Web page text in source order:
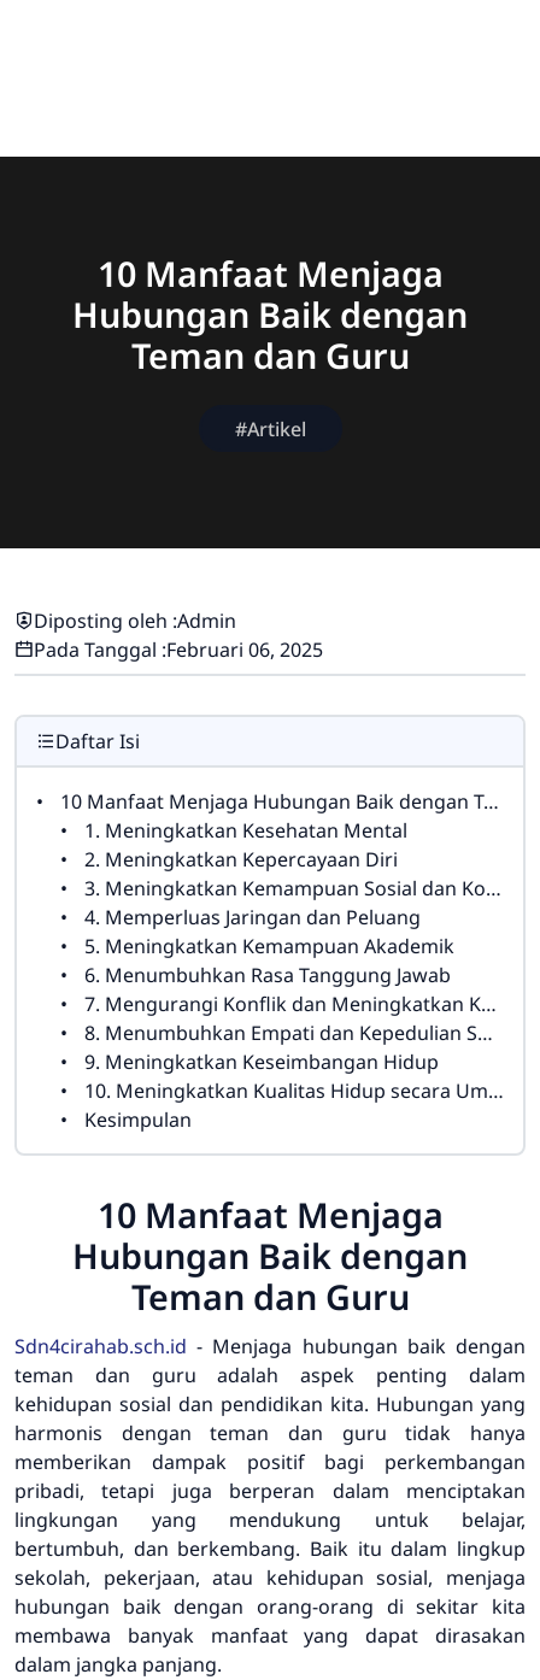
10 Manfaat Menjaga
Hubungan Baik dengan
Teman dan Guru
#Artikel
Diposting oleh :Admin
Pada Tanggal :Februari 06, 2025
Daftar Isi
10 Manfaat Menjaga Hubungan Baik dengan Teman dan Guru
1. Meningkatkan Kesehatan Mental
2. Meningkatkan Kepercayaan Diri
3. Meningkatkan Kemampuan Sosial dan Komunikasi
4. Memperluas Jaringan dan Peluang
5. Meningkatkan Kemampuan Akademik
6. Menumbuhkan Rasa Tanggung Jawab
7. Mengurangi Konflik dan Meningkatkan Kerjasama
8. Menumbuhkan Empati dan Kepedulian Sosial
9. Meningkatkan Keseimbangan Hidup
10. Meningkatkan Kualitas Hidup secara Umum
Kesimpulan
10 Manfaat Menjaga
Hubungan Baik dengan
Teman dan Guru
Sdn4cirahab.sch.id - Menjaga hubungan baik dengan
teman dan guru adalah aspek penting dalam
kehidupan sosial dan pendidikan kita. Hubungan yang
harmonis dengan teman dan guru tidak hanya
memberikan dampak positif bagi perkembangan
pribadi, tetapi juga berperan dalam menciptakan
lingkungan yang mendukung untuk belajar,
bertumbuh, dan berkembang. Baik itu dalam lingkup
sekolah, pekerjaan, atau kehidupan sosial, menjaga
hubungan baik dengan orang-orang di sekitar kita
membawa banyak manfaat yang dapat dirasakan
dalam jangka panjang.